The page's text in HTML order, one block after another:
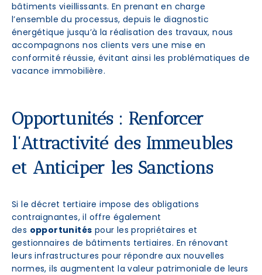
bâtiments vieillissants. En prenant en charge
l’ensemble du processus, depuis le diagnostic
énergétique jusqu’à la réalisation des travaux, nous
accompagnons nos clients vers une mise en
conformité réussie, évitant ainsi les problématiques de
vacance immobilière.
Opportunités : Renforcer
l’Attractivité des Immeubles
et Anticiper les Sanctions
Si le décret tertiaire impose des obligations
contraignantes, il offre également
des opportunités pour les propriétaires et
gestionnaires de bâtiments tertiaires. En rénovant
leurs infrastructures pour répondre aux nouvelles
normes, ils augmentent la valeur patrimoniale de leurs